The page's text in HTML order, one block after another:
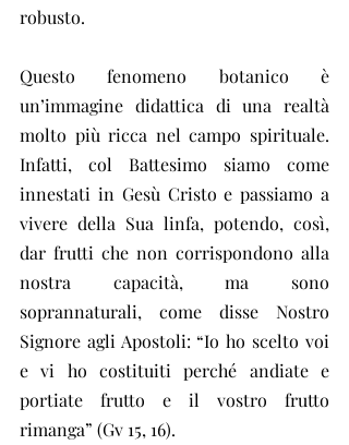
robusto.
Questo fenomeno botanico è
un’immagine didattica di una realtà
molto più ricca nel campo spirituale.
Infatti, col Battesimo siamo come
innestati in Gesù Cristo e passiamo a
vivere della Sua linfa, potendo, così,
dar frutti che non corrispondono alla
nostra capacità, ma sono
soprannaturali, come disse Nostro
Signore agli Apostoli: “Io ho scelto voi
e vi ho costituiti perché andiate e
portiate frutto e il vostro frutto
rimanga” (Gv 15, 16).